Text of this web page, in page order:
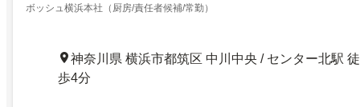
ボッシュ横浜本社（厨房/責任者候補/常勤）
神奈川県 横浜市都筑区 中川中央 / センター北駅 徒
歩4分